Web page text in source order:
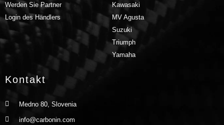
Werden Sie Partner
Login des Händlers
Kawasaki
MV Agusta
Suzuki
Triumph
Yamaha
Kontakt
Medno 80, Slovenia
info@carbonin.com